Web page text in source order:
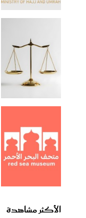
الأكثر مشاهدة